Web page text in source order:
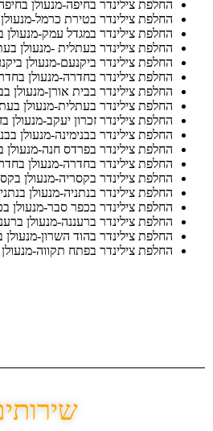
החלפת צילינדר בחיפה-מנעולן
החלפת צילינדר בטירת כרמל-
החלפת צילינדר במגדל עמק-מנעולן
החלפת צילינדר בעתלית -מנעולן
החלפת צילינדר ביקנעם-מנעולן
החלפת צילינדר בחדרה-מנעולן
החלפת צילינדר בבית אורן-מנעולן
החלפת צילינדר בעתלית-מנעולן
החלפת צילינדר זכרון יעקב-מנעולן
החלפת צילינדר בבנימינה-מנעולן
החלפת צילינדר בפרדס חנה-מנעולן
החלפת צילינדר בחדרה-מנעולן
החלפת צילינדר בקסריה-מנעולן
החלפת צילינדר בנתניה-מנעולן
החלפת צילינדר בכפר סבר-מנעולן
החלפת צילינדר ברעננה-מנעולן
החלפת צילינדר בהוד השרון-מנעולן
החלפת צילינדר בפתח תקווה-